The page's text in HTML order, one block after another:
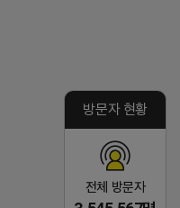
방문자 현황
전체 방문자